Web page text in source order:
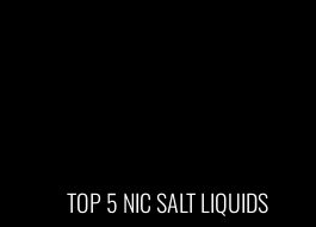
TOP 5 NIC SALT LIQUIDS